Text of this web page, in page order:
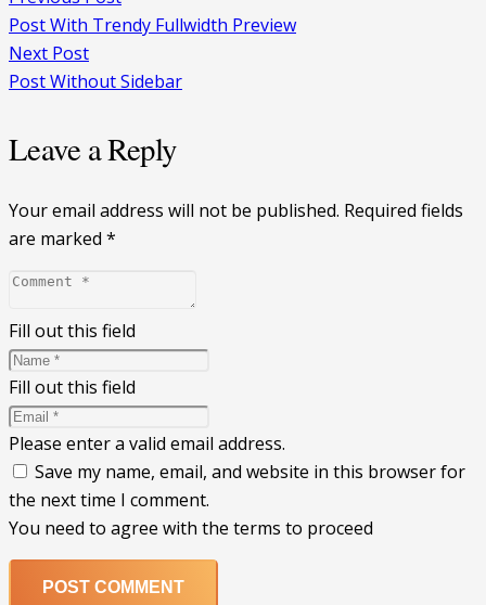
Post With Trendy Fullwidth Preview
Next Post
Post Without Sidebar
Leave a Reply
Your email address will not be published. Required fields
are marked *
Fill out this field
Fill out this field
Please enter a valid email address.
Save my name, email, and website in this browser for
the next time I comment.
You need to agree with the terms to proceed
POST COMMENT